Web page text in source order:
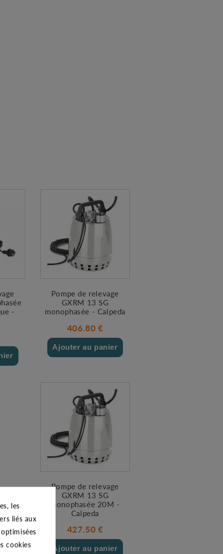
-
Pompe de relevage
GXRM 13 SG
monophasée - Calpeda
406.80 €
Ajouter au panier
Pompe de relevage
GXRM 13 SG
monophasée 20M -
Calpeda
427.50 €
Ajouter au panier
les
liés aux
cookies